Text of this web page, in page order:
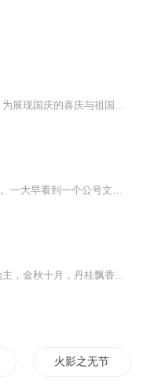
火影之无节操